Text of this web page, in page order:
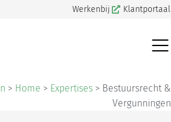
Werkenbij Klantportaal
> Home > Expertises > Bestuursrecht &
Vergunningen